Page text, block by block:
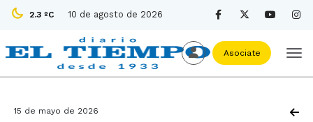
2.3 ºC 10 de agosto de 2026
Asociate
15 de mayo de 2026